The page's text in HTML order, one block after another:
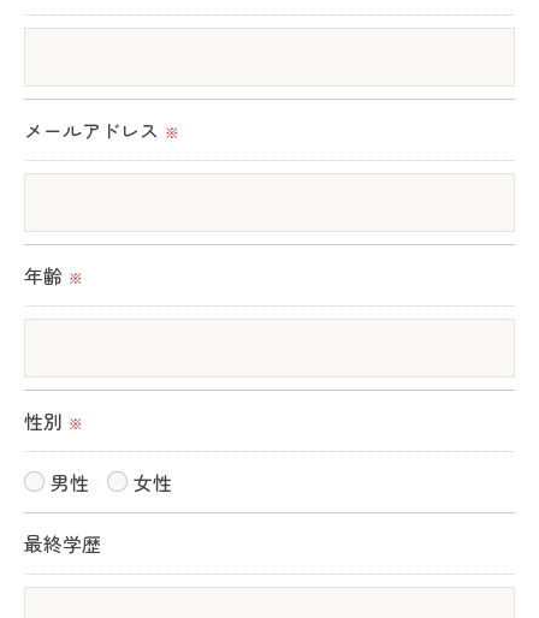
予めご了承ください。
いて＞
当社では、お客様の個人情報の開示･訂正･削除・利
用停止の手続を定めさせて頂いております。
す。
個人情報の開示･訂正･削除・利用停止の具体的手続
きにつきましては、お電話でお問合せ下さい。
メールアドレス ※
年齢 ※
性別 ※
男性 女性
最終学歴